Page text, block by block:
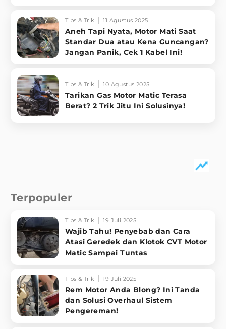
Tips & Trik 11 Agustus 2025
Aneh Tapi Nyata, Motor Mati Saat
Standar Dua atau Kena Guncangan?
Jangan Panik, Cek 1 Kabel Ini!
Tips & Trik 10 Agustus 2025
Tarikan Gas Motor Matic Terasa
Berat? 2 Trik Jitu Ini Solusinya!
Terpopuler
Tips & Trik 19 Juli 2025
Wajib Tahu! Penyebab dan Cara
Atasi Geredek dan Klotok CVT Motor
Matic Sampai Tuntas
Tips & Trik 19 Juli 2025
Rem Motor Anda Blong? Ini Tanda
dan Solusi Overhaul Sistem
Pengereman!